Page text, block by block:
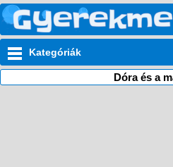
Kategóriák
Dóra és a